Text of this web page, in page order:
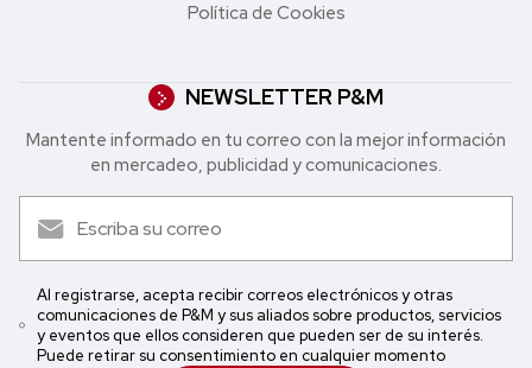
Política de Cookies
NEWSLETTER P&M
Mantente informado en tu correo con la mejor in formación
en mercadeo, publicidad y comunicaciones.
Al registrarse, acepta recibir correos electrónicos y otras
comunicaciones de P&M y sus aliados sobre productos, servicios
y eventos que ellos consideren que pueden ser de su interés.
Puede retirar su consentimiento en cualquier momento